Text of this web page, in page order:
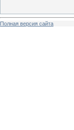
Полная версия сайта